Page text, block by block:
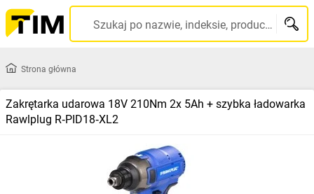
Szukaj po nazwie, indeksie, producencie, kodzie kreskowym...
Strona główna
Zakrętarka udarowa 18V 210Nm 2x 5Ah + szybka ładowarka
Rawlplug R‑PID18‑XL2